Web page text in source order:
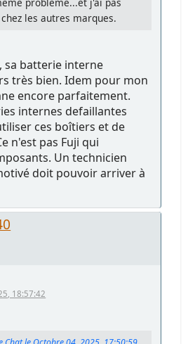
les autres marques.
sa batterie interne
très bien. Idem pour mon
encore parfaitement.
internes defaillantes
ces boîtiers et de
n'est pas Fuji qui
Un technicien
doit pouvoir arriver à
18:57:42